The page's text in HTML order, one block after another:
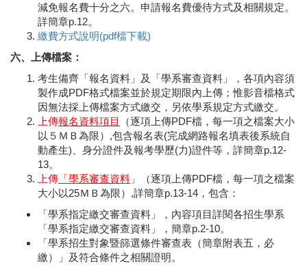
減免報名費十分之六。申請報名費優待方式及相關規定。
詳簡章p.12。
繳費方式說明(pdf檔下載)
六、上傳檔案：
考生備齊「報名資料」及「學系審查資料」，各項內容須
製作成PDF格式檔案並於規定期限內上傳；惟影音檔格式
因無法採上傳檔案方式繳交，另依學系規定方式繳交。
上傳報名資料項目
（逐項上傳PDF檔，每一項之檔案大小
以５ＭＢ為限）,包含報名表(完成網路報名填表後系統自
動產生)、身分證件及報考學歷(力)證件等，詳簡章p.12-
13。
上傳 「學系審查資料 」
（逐項上傳PDF檔，每一項之檔案
大小以25ＭＢ為限）,詳簡章p.13-14，包含：
「學系指定繳交審查資料」，內容項目詳閱各招生學系
「學系指定繳交審查資料」，簡章p.2-10。
「學系招生對象暨篩選條件審查表（簡章附表五，必
繳）」及符合條件之相關證明。